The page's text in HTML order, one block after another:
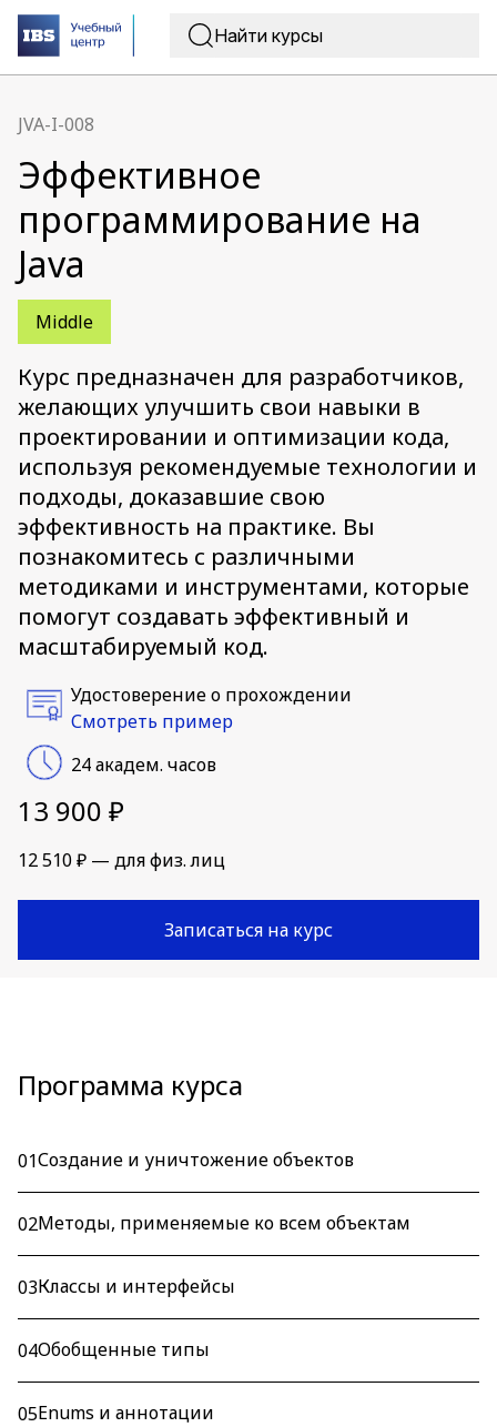
JVA-I-008
Эффективное
программирование на
Java
Middle
Курс предназначен для разработчиков,
желающих улучшить свои навыки в
проектировании и оптимизации кода,
используя рекомендуемые технологии и
подходы, доказавшие свою
эффективность на практике. Вы
познакомитесь с различными
методиками и инструментами, которые
помогут создавать эффективный и
масштабируемый код.
Удостоверение о прохождении
Смотреть пример
24 академ. часов
13 900 ₽
12 510 ₽ — для физ. лиц
Записаться на курс
Программа курса
01Создание и уничтожение объектов
02Методы, применяемые ко всем объектам
03Классы и интерфейсы
04Обобщенные типы
05Enums и аннотации